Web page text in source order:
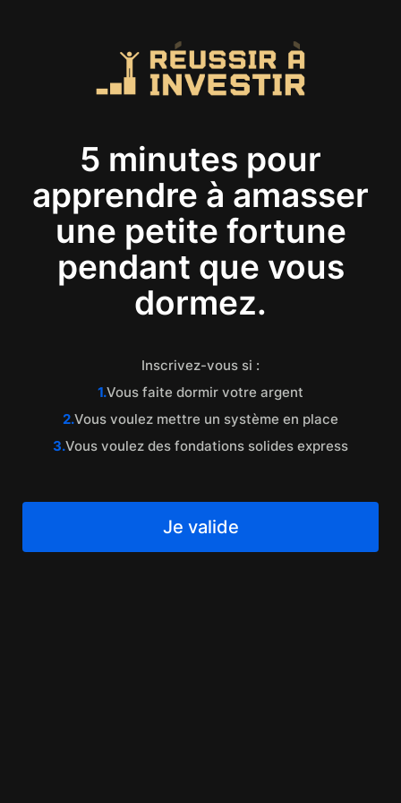
5 minutes pour
apprendre à amasser
une petite fortune
pendant que vous
dormez.
Inscrivez-vous si :
1.Vous faite dormir votre argent
2.Vous voulez mettre un système en place
3.Vous voulez des fondations solides express
Je valide